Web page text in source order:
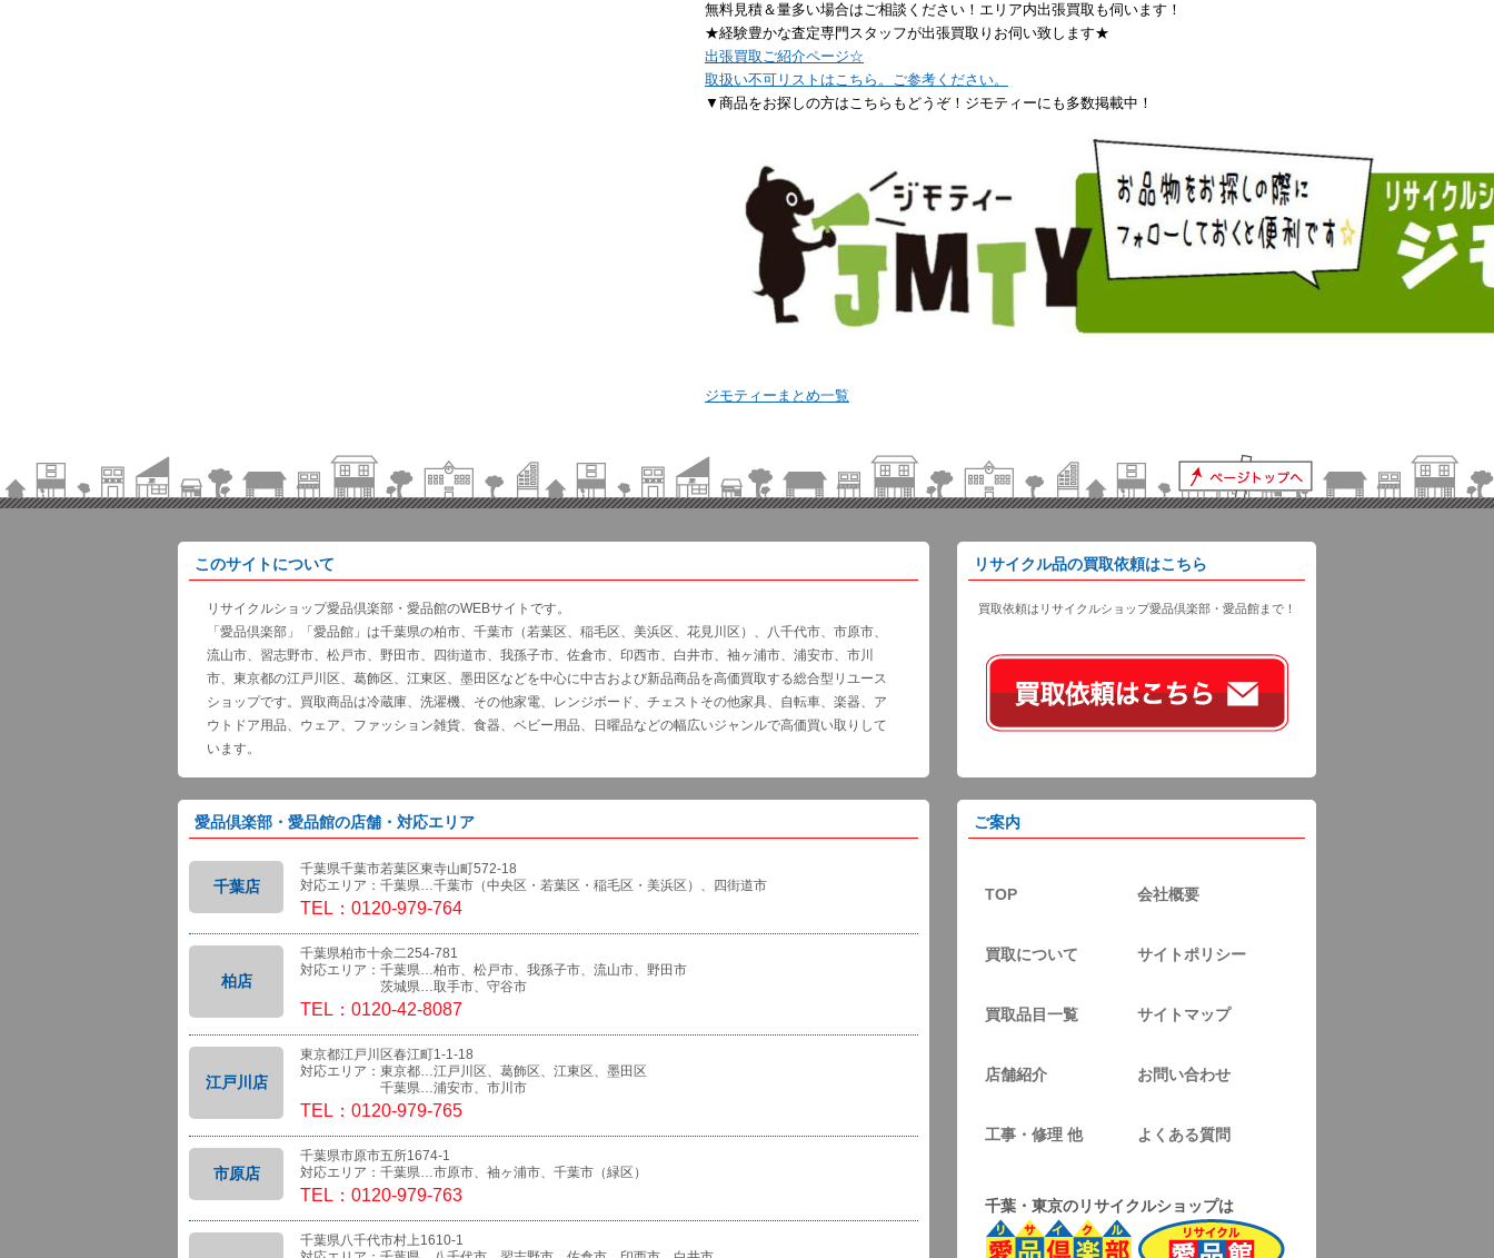
無料見積＆量多い場合はご相談ください！エリア内出張買取も伺います！
★経験豊かな査定専門スタッフが出張買取りお伺い致します★
出張買取ご紹介ページ☆
取扱い不可リストはこちら。ご参考ください。
▼商品をお探しの方はこちらもどうぞ！ジモティーにも多数掲載中！
ジモティーまとめ一覧
このサイトについて
リサイクルショップ愛品倶楽部・愛品館のWEBサイトです。
「愛品倶楽部」「愛品館」は千葉県の柏市、千葉市（若葉区、稲毛区、美浜区、花見川区）、八千代市、市原市、
流山市、習志野市、松戸市、野田市、四街道市、我孫子市、佐倉市、印西市、白井市、袖ヶ浦市、浦安市、市川
市、東京都の江戸川区、葛飾区、江東区、墨田区などを中心に中古および新品商品を高価買取する総合型リユース
ショップです。買取商品は冷蔵庫、洗濯機、その他家電、レンジボード、チェストその他家具、自転車、楽器、ア
ウトドア用品、ウェア、ファッション雑貨、食器、ベビー用品、日曜品などの幅広いジャンルで高価買い取りして
います。
リサイクル品の買取依頼はこちら
買取依頼はリサイクルショップ愛品倶楽部・愛品館まで！
愛品倶楽部・愛品館の店舗・対応エリア
千葉店
千葉県千葉市若葉区東寺山町572-18
対応エリア：千葉県…千葉市（中央区・若葉区・稲毛区・美浜区）、四街道市
TEL：0120-979-764
柏店
千葉県柏市十余二254-781
対応エリア：千葉県…柏市、松戸市、我孫子市、流山市、野田市
茨城県…取手市、守谷市
TEL：0120-42-8087
江戸川店
東京都江戸川区春江町1-1-18
対応エリア：東京都…江戸川区、葛飾区、江東区、墨田区
千葉県…浦安市、市川市
TEL：0120-979-765
市原店
千葉県市原市五所1674-1
対応エリア：千葉県…市原市、袖ヶ浦市、千葉市（緑区）
TEL：0120-979-763
千葉県八千代市村上1610-1
ご案内
TOP 会社概要
買取について サイトポリシー
買取品目一覧 サイトマップ
店舗紹介 お問い合わせ
工事・修理 他 よくある質問
千葉・東京のリサイクルショップは